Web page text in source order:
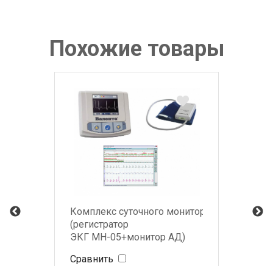
Похожие товары
Комплекс суточного мониторирования
(регистратор
ЭКГ МН-05+монитор АД)
Сравнить